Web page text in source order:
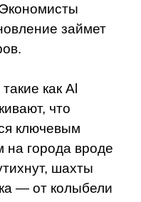
займет
такие как Al
что
ключевым
на города вроде
шахты
— от колыбели